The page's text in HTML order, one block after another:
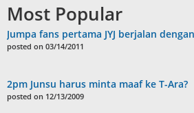
Most Popular
Jumpa fans pertama JYJ berjalan
posted on 03/14/2011
2pm Junsu harus minta maaf ke T-Ara?
posted on 12/13/2009